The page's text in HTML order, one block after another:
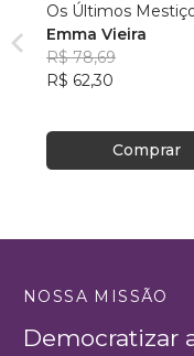
Os Últimos
Emma Vieira
R$ 78,69
R$ 62,30
Comprar
NOSSA MISSÃO
Democratizar